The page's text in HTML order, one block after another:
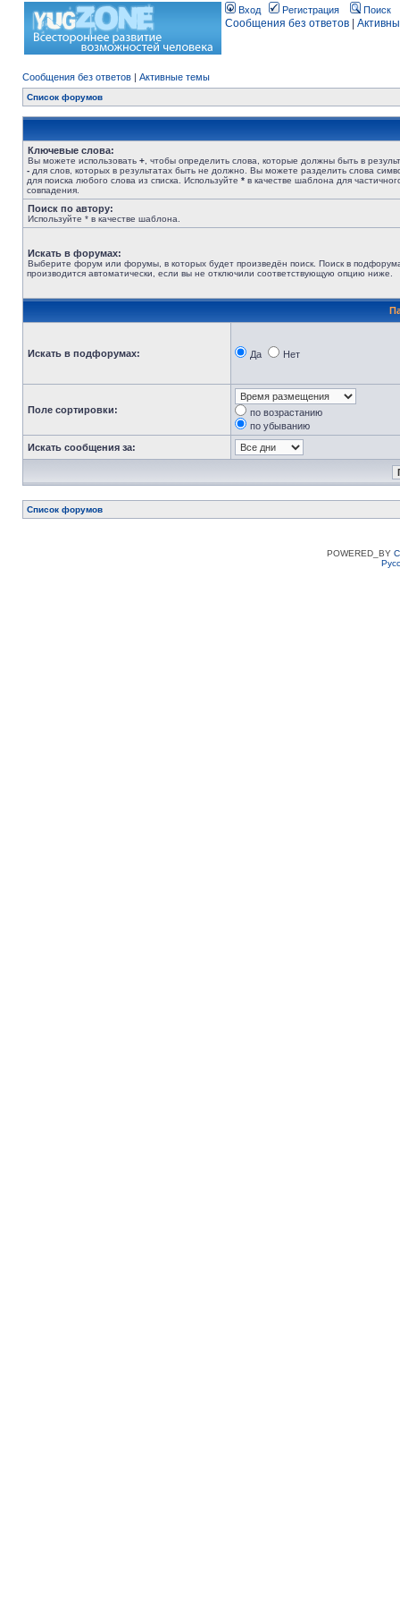
Вход Регистрация Поиск
Сообщения без ответов
Сообщения без ответов | Активные темы
Список форумов
Ключевые слова:
Вы можете использовать + , чтобы определить слова, которые должны быть в
- для слов, которых в результатах быть не должно. Вы можете разделить слова
для поиска любого слова из списка. Используйте * в качестве шаблона для
совпадения.
Поиск по автору:
Используйте * в качестве шаблона.
Искать в форумах:
Выберите форум или форумы, в которых будет произведён поиск. Поиск в
производится автоматически, если вы не отключили соответствующую опцию ниже.
Искать в подфорумах: Да Нет
Поле сортировки:
по возрастанию
по убыванию
Искать сообщения за:
Список форумов
POWERED_BY